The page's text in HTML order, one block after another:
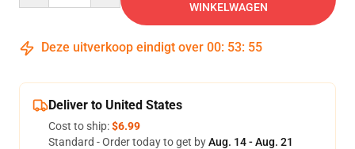
WINKELWAGEN
Deze uitverkoop eindigt over 00: 53: 54
Deliver to United States
Cost to ship:$6.99
Standard - Order today to get byAug. 14 - Aug. 21